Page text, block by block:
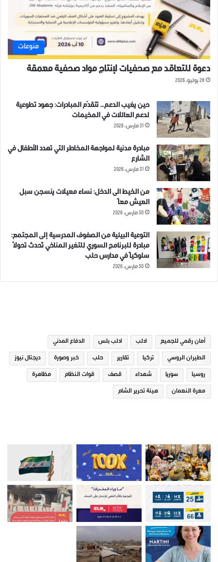
منوعات
دعوة للتعاقد مع صحفيات لإنتاج مواد صحفية معمقة
28 يوليو، 2026
حين يغيب الدعم… تتقدّم المبادرات: جهود تطوعية
لدعم العائلات في المخيمات
31 مارس، 2026
مبادرة مدنية لمواجهة المخاطر التي تهدد الأطفال في
الشارع
31 مارس، 2026
من الخيط الى الدخل: نساء معيلات ينسجن سبل
العيش معاً
30 مارس، 2026
التوعية البيئية من الصفوف المدرسية إلى المجتمع:
مبادرة للبرنامج السوري للتغير المناخي تُحدث تحولاً
سلوكياً في مدارس حلب
30 مارس، 2026
أمان رقمي للجميع ادلب ادلب بلس الدفاع المدني
الطيران الروسي تركيا تقارير حلب خبر وصورة ديجتال نيوز
روسيا سوريا شهداء قصف قوات النظام مظاهرة
معرة النعمان هيئة تحرير الشام